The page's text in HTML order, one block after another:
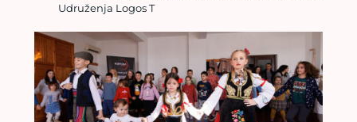
Udruženja Logos T